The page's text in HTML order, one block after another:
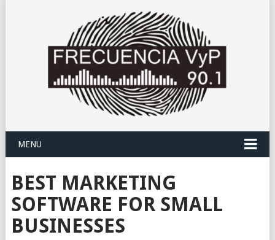
MENU
BEST MARKETING
SOFTWARE FOR SMALL
BUSINESSES